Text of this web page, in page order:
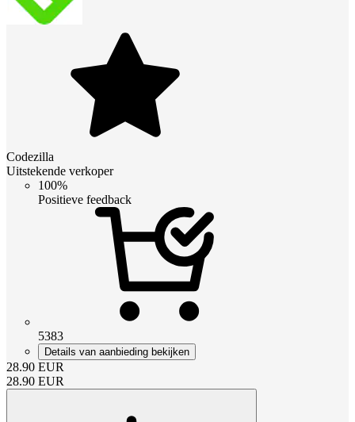
Codezilla
Uitstekende verkoper
100%
Positieve feedback
5383
Details van aanbieding bekijken
28.90 EUR
28.90 EUR